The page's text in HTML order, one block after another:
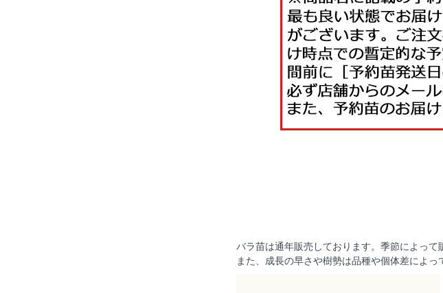
バラ苗は通年販売しております。季節によって
また、成長の早さや樹勢は品種や個体差によっ